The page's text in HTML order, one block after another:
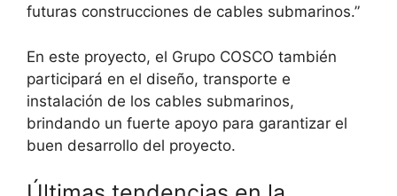
futuras construcciones de cables submarinos.”
En este proyecto, el Grupo COSCO también
participará en el diseño, transporte e
instalación de los cables submarinos,
brindando un fuerte apoyo para garantizar el
buen desarrollo del proyecto.